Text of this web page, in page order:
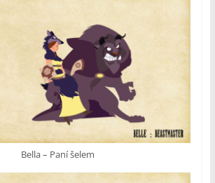
Bella – Paní šelem